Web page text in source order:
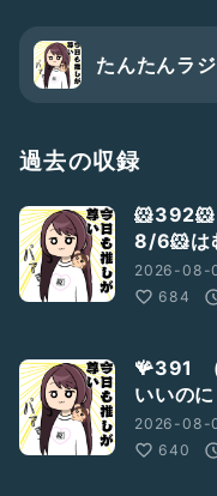
たんたんラ
過去の収録
8/6🐹は
2026-08-
684
🪸391
いいのに
2026-08-
640